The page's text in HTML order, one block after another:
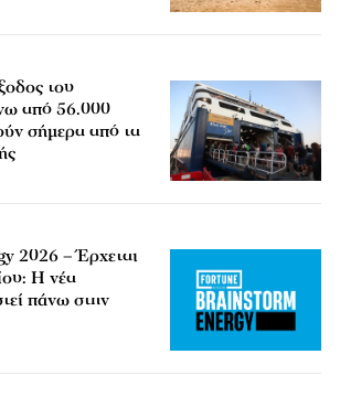
του
από 56.000
σήμερα από τα
2026 – Έρχεται
Η νέα
πάνω στην